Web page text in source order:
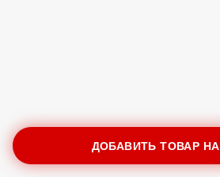
ДОБАВИТЬ ТОВАР НА